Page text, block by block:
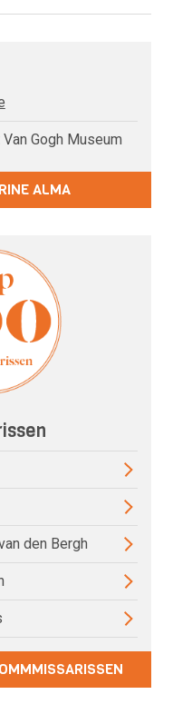
Gogh Museum
ALMA
den Bergh